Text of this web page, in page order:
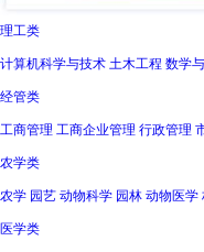
理工类
计算机科学与技术 土木工程 数学
经管类
工商管理 工商企业管理 行政管理
农学类
农学 园艺 动物科学 园林 动物医学
医学类